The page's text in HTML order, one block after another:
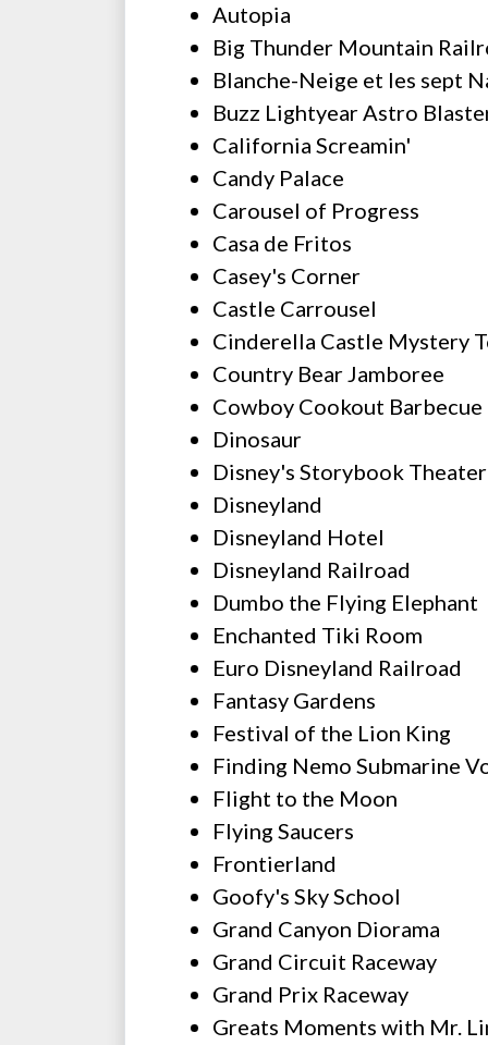
Autopia
Big Thunder Mountain
Blanche-Neige et les sept
Buzz Lightyear Astro
California Screamin'
Candy Palace
Carousel of Progress
Casa de Fritos
Casey's Corner
Castle Carrousel
Cinderella Castle Mystery
Country Bear Jamboree
Cowboy Cookout Barbecue
Dinosaur
Disney's Storybook Theater
Disneyland
Disneyland Hotel
Disneyland Railroad
Dumbo the Flying Elephant
Enchanted Tiki Room
Euro Disneyland Railroad
Fantasy Gardens
Festival of the Lion King
Finding Nemo Submarine
Flight to the Moon
Flying Saucers
Frontierland
Goofy's Sky School
Grand Canyon Diorama
Grand Circuit Raceway
Grand Prix Raceway
Greats Moments with Mr.